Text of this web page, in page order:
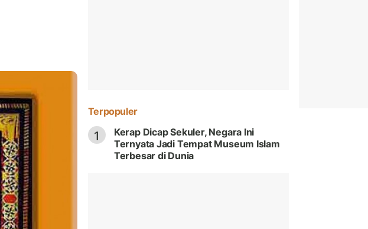
Terpopuler
1
Kerap Dicap Sekuler, Negara Ini
Ternyata Jadi Tempat Museum Islam
Terbesar di Dunia